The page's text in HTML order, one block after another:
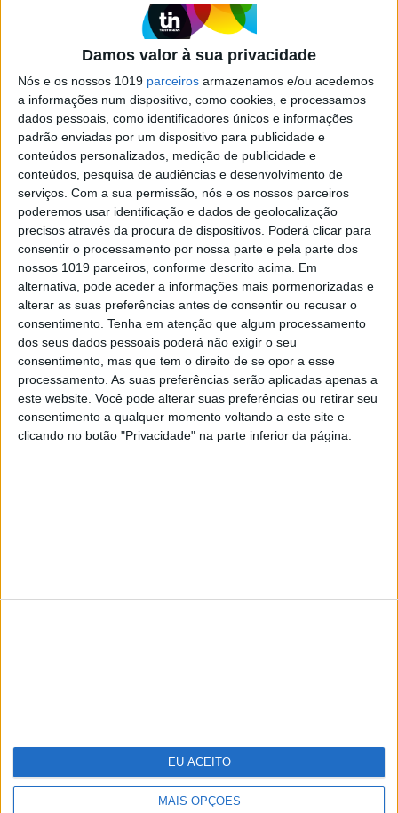
Damos valor à sua privacidade
Nós e os nossos 1019 parceiros armazenamos e/ou acedemos
a informações num dispositivo, como cookies, e processamos
dados pessoais, como identificadores únicos e informações
padrão enviadas por um dispositivo para publicidade e
conteúdos personalizados, medição de publicidade e
conteúdos, pesquisa de audiências e desenvolvimento de
serviços. Com a sua permissão, nós e os nossos parceiros
poderemos usar identificação e dados de geolocalização
precisos através da procura de dispositivos. Poderá clicar para
consentir o processamento por nossa parte e pela parte dos
nossos 1019 parceiros, conforme descrito acima. Em
alternativa, pode aceder a informações mais pormenorizadas e
alterar as suas preferências antes de consentir ou recusar o
consentimento. Tenha em atenção que algum processamento
dos seus dados pessoais poderá não exigir o seu
consentimento, mas que tem o direito de se opor a esse
processamento. As suas preferências serão aplicadas apenas a
este website. Você pode alterar suas preferências ou retirar seu
consentimento a qualquer momento voltando a este site e
clicando no botão "Privacidade" na parte inferior da página.
MAIS OPÇÕES
EU ACEITO
Cientista portuguesa na equipa que
detetou o primeiro asteroide
"imigrante" do nosso sistema solar
Em 2017 foi observado o primeiro visitante
estrangeiro ao nosso sistema solar, mas agora,
pela primeira vez, uma dupla de astrónomos, da
qual fez parte a portuguesa Helena Morais,
descobriu um objeto que "imigrou" para cá há
cerca de 4.5 mil milhões de anos e tem passado
despercebido desde então
SITES DO GRUPO TRUST IN NEWS
Visão Visão Se7e